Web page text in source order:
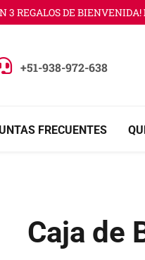
DE BIENVENIDA!
+51-938-972-638
FRECUENTES
Caja de